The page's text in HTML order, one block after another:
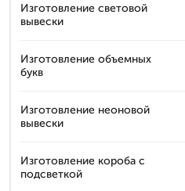
Изготовление световой
вывески
Изготовление объемных
букв
Изготовление неоновой
вывески
Изготовление короба с
подсветкой